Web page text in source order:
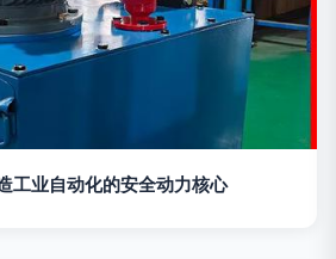
工业自动化的安全动力核心